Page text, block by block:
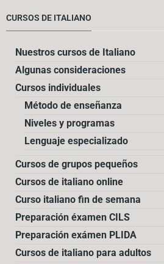
CURSOS DE ITALIANO
Nuestros cursos de Italiano
Algunas consideraciones
Cursos individuales
Método de enseñanza
Niveles y programas
Lenguaje especializado
Cursos de grupos pequeños
Cursos de italiano online
Curso italiano fin de semana
Preparación éxamen CILS
Preparación exámen PLIDA
Cursos de italiano para adultos